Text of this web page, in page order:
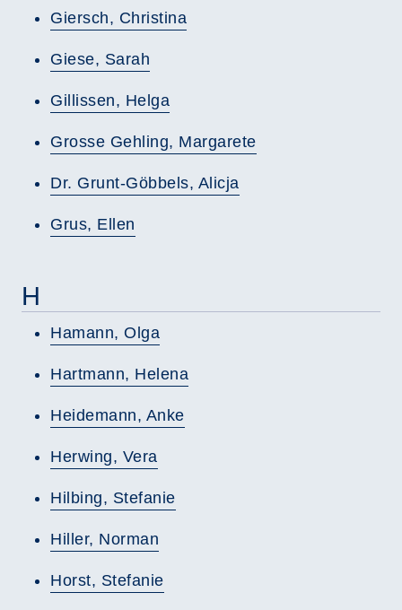
Giersch, Christina
Giese, Sarah
Gillissen, Helga
Grosse Gehling, Margarete
Dr. Grunt-Göbbels, Alicja
Grus, Ellen
H
Hamann, Olga
Hartmann, Helena
Heidemann, Anke
Herwing, Vera
Hilbing, Stefanie
Hiller, Norman
Horst, Stefanie